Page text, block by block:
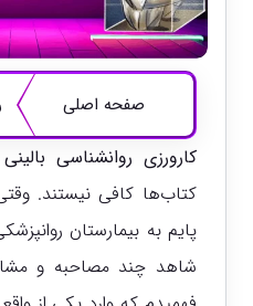
صفحه اصلی
کارورزی روانشناسی بالینی
کتاب‌ها کافی نیستند.
پایم به بیمارستان
شاهد چند مصاحبه و